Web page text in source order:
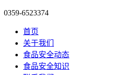
0359-6523374
首页
关于我们
食品安全动态
食品安全知识